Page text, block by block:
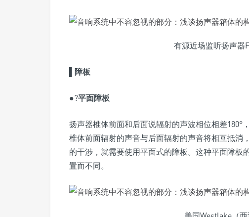
有源近场监听扬声器
障板
●?平面障板
扬声器椎体前面和后面说辐射的声波相位相差180°
椎体前面辐射的声音与后面辐射的声音将相互抵消
的干涉，就需要使用平面式的障板。这种平面障板
置而不同。